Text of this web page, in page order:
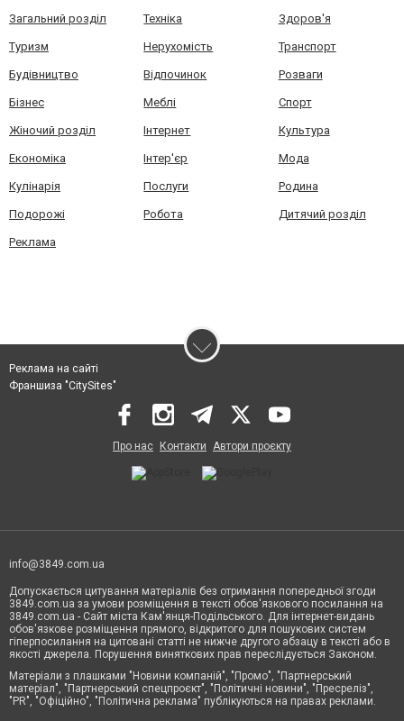
Загальний розділ Техніка Здоров'я
Туризм Нерухомість Транспорт
Будівництво Відпочинок Розваги
Бізнес Меблі Спорт
Жіночий розділ Інтернет Культура
Економіка Інтер'єр Мода
Кулінарія Послуги Родина
Подорожі Робота Дитячий розділ
Реклама
Реклама на сайті
Франшиза "CitySites"
Про нас Контакти Автори проєкту
info@3849.com.ua
Допускається цитування матеріалів без отримання попередньої згоди
3849.com.ua за умови розміщення в тексті обов'язкового посилання на
3849.com.ua - Сайт міста Кам'янця-Подільського. Для інтернет-видань
обов'язкове розміщення прямого, відкритого для пошукових систем
гіперпосилання на цитовані статті не нижче другого абзацу в тексті або в
якості джерела. Порушення виняткових прав переслідується Законом.
Матеріали з плашками "Новини компаній", "Промо", "Партнерський
матеріал", "Партнерський спецпроєкт", "Політичні новини", "Пресреліз",
"PR", "Офіційно", "Політична реклама" публікуються на правах реклами.